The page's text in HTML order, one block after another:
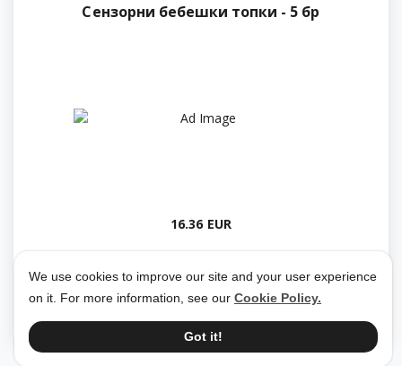
We use cookies to improve our site and your user experience
on it. For more information, see our Cookie Policy.
Got it!
Сензорни бебешки топки - 5 бр
16.36 EUR
26 May 2026